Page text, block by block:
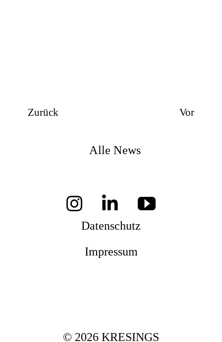
Zurück Vor
Alle News
Datenschutz
Impressum
© 2026 KRESINGS